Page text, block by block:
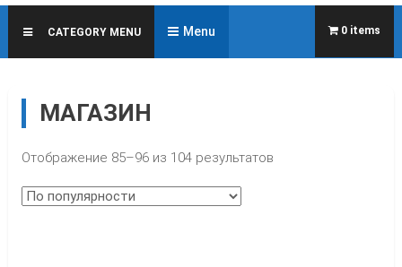
CATEGORY MENU Menu 0 items
МАГАЗИН
Отображение 85–96 из 104 результатов